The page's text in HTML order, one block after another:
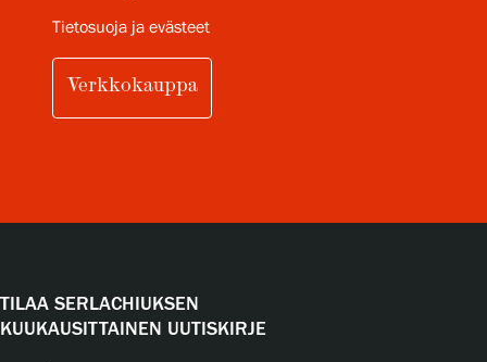
Tietosuoja ja evästeet
Verkkokauppa
TILAA SERLACHIUKSEN
KUUKAUSITTAINEN UUTISKIRJE